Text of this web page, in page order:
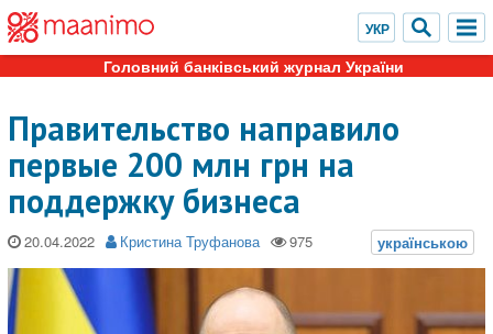
Головний банківський журнал України
Правительство направило
первые 200 млн грн на
поддержку бизнеса
20.04.2022 Кристина Труфанова